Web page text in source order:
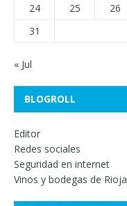
24
25 26
31
« Jul
BLOGROLL
Editor
Redes sociales
Seguridad en internet
Vinos y bodegas de Rioja